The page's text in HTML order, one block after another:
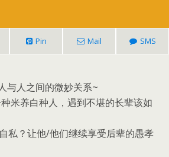
Pin Mail SMS
与人之间的微妙关系~
米养白种人，遇到不堪的长辈该如
私？让他/他们继续享受后辈的愚孝